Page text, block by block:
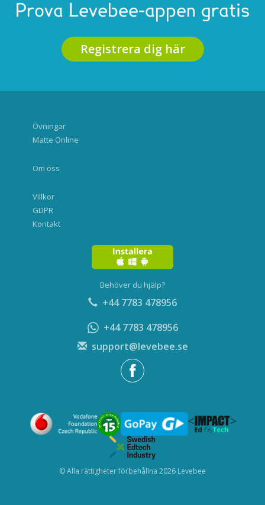
Prova Levebee-appen gratis
Registrera dig här
Övningar
Matte Online
Om oss
Villkor
GDPR
Kontakt
Behöver du hjälp?
+44 7783 478956
+44 7783 478956
support@levebee.se
© Alla rättigheter förbehållna 2026 Levebee